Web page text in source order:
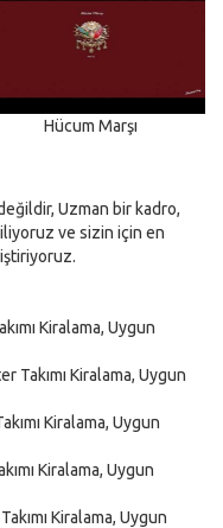
Hücum Marşı
Uzman bir kadro,
ve sizin için en
Kiralama, Uygun
Kiralama, Uygun
Kiralama, Uygun
Kiralama, Uygun
Kiralama, Uygun